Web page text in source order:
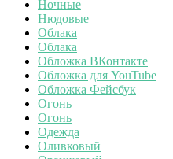
Ночные
Нюдовые
Облака
Облака
Обложка ВКонтакте
Обложка для YouTube
Обложка Фейсбук
Огонь
Огонь
Одежда
Оливковый